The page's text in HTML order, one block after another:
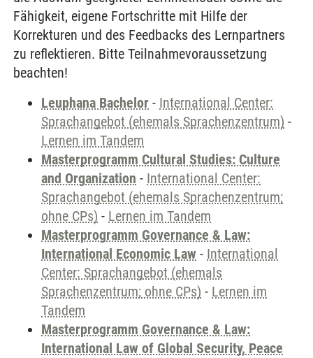
Fähigkeit, eigene Fortschritte mit Hilfe der
Korrekturen und des Feedbacks des Lernpartners
zu reflektieren. Bitte Teilnahmevoraussetzung
beachten!
Leuphana Bachelor - International Center:
Sprachangebot (ehemals Sprachenzentrum) -
Lernen im Tandem
Masterprogramm Cultural Studies: Culture
and Organization - International Center:
Sprachangebot (ehemals Sprachenzentrum;
ohne CPs) - Lernen im Tandem
Masterprogramm Governance & Law:
International Economic Law - International
Center: Sprachangebot (ehemals
Sprachenzentrum; ohne CPs) - Lernen im
Tandem
Masterprogramm Governance & Law:
International Law of Global Security, Peace